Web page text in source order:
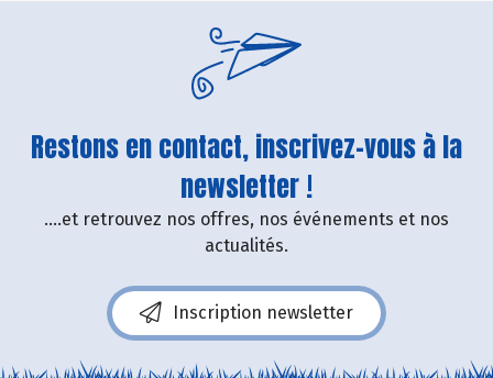
Restons en contact, inscrivez-vous à la
newsletter !
....et retrouvez nos offres, nos événements et nos
actualités.
Inscription newsletter